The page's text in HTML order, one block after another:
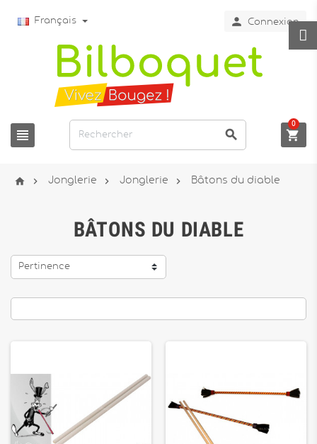
Français  Connexion
  
0
  Jonglerie  Jonglerie  Bâtons du diable
BÂTONS DU DIABLE
Pertinence